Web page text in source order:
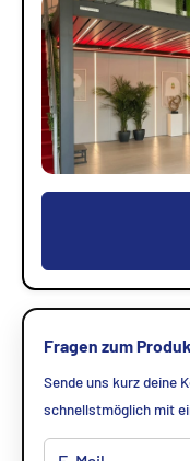
Fragen zum
Sende uns kurz deine
schnellstmöglich mit